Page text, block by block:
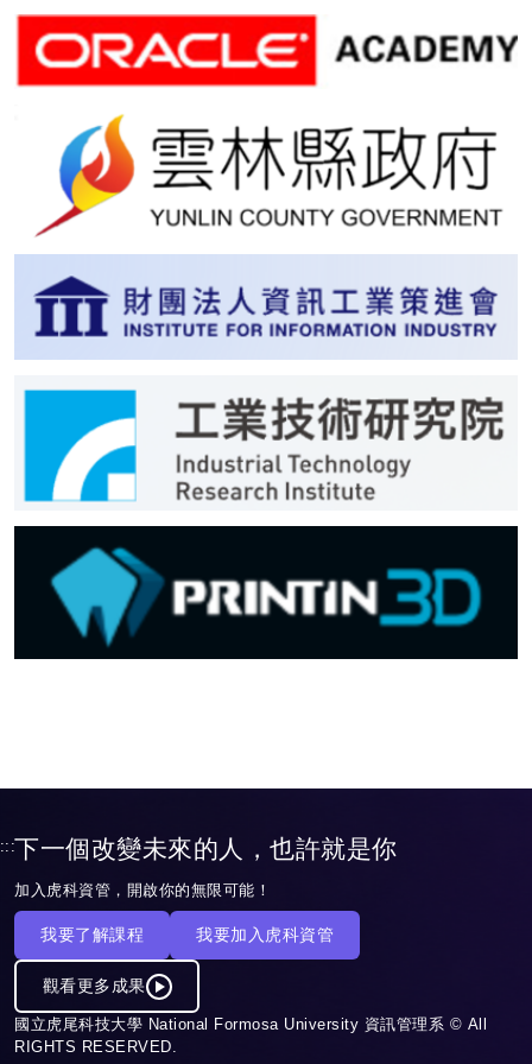
:::下一個改變未來的人，也許就是你
加入虎科資管，開啟你的無限可能！
我要了解課程 我要加入虎科資管
觀看更多成果
國立虎尾科技大學 National Formosa University 資訊管理系 © All
RIGHTS RESERVED.